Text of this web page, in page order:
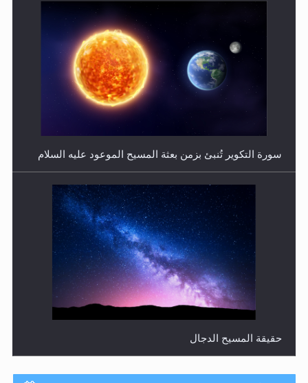
فتوى أمير المؤمنين الميرزا مسرور أحمد أيده الله في أطفال
الأنابيب وتحديد جنس المولود..
سورة التكوير تُنبئ بزمن بعثة المسيح الموعود عليه السلام
حقيقة المسيح الدجال